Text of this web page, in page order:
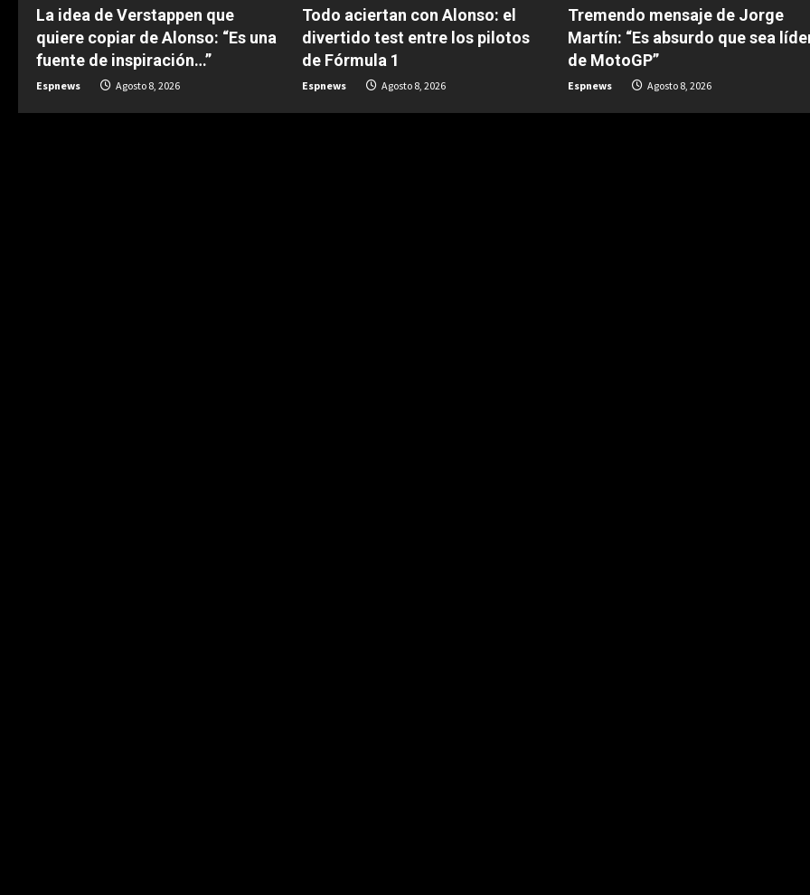
u
e
R
La idea de Verstappen que
quiere copiar de Alonso: “Es una
fuente de inspiración…”
Espnews Agosto 8, 2026
Todo aciertan con Alonso: el
divertido test entre los pilotos
de Fórmula 1
Espnews Agosto 8, 2026
Tremendo mensaje de Jorge
Martín: “Es absurdo que sea
de MotoGP”
Espnews Agosto 8, 2026